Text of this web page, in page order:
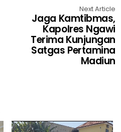
Next Article
Jaga Kamtibmas,
Kapolres Ngawi
Terima Kunjungan
Satgas Pertamina
Madiun